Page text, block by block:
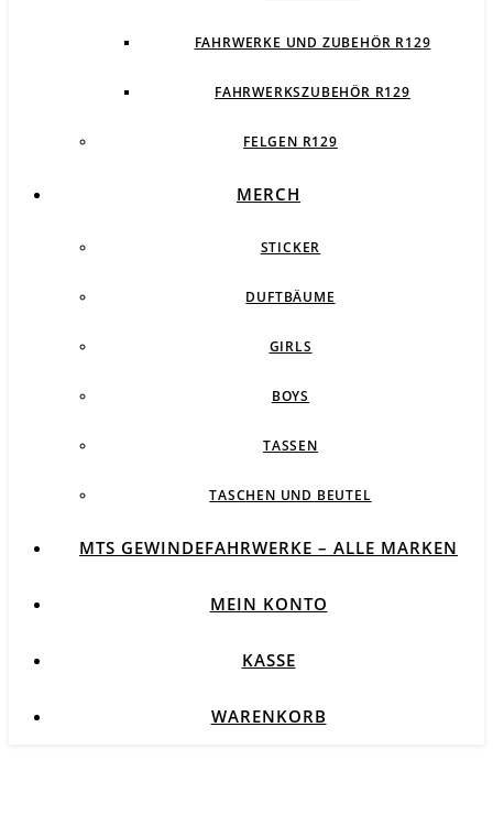
FAHRWERKE UND ZUBEHÖR R129
FAHRWERKSZUBEHÖR R129
FELGEN R129
MERCH
STICKER
DUFTBÄUME
GIRLS
BOYS
TASSEN
TASCHEN UND BEUTEL
MTS GEWINDEFAHRWERKE – ALLE MARKEN
MEIN KONTO
KASSE
WARENKORB